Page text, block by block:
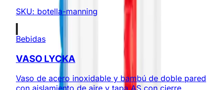
SKU: botella-manning
Bebidas
VASO LYCKA
Vaso de acero inoxidable y bambú de doble pared